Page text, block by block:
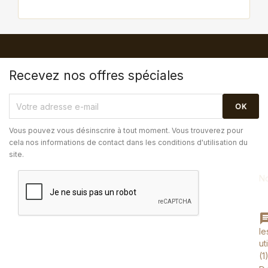
Recevez nos offres spéciales
Vous pouvez vous désinscrire à tout moment. Vous trouverez pour
cela nos informations de contact dans les conditions d'utilisation du
site.